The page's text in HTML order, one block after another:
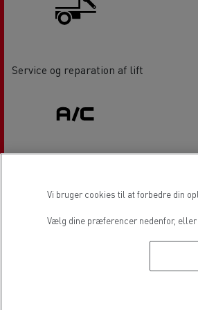
Service og reparation af lift
Vi bruger cookies til at forbedre din
Vælg dine præferencer nedenfor, eller